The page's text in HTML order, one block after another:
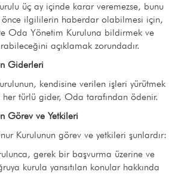
üç ay içinde karar veremezse, bunu
önce ilgililerin haberdar olabilmesi için,
Oda Yönetim Kuruluna bildirmek ve
açıklamak zorundadır.
Giderleri
kendisine verilen işleri yürütmek
türlü gider, Oda tarafından ödenir.
Görev ve Yetkileri
Kurulunun görev ve yetkileri şunlardır:
gerek bir başvurma üzerine ve
kurula yansıtılan konular hakkında